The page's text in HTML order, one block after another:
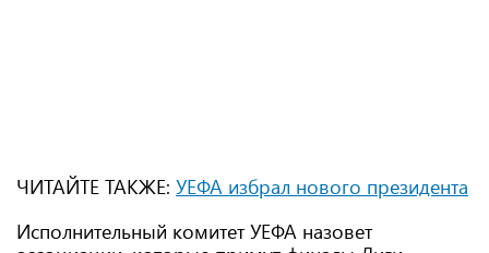
ЧИТАЙТЕ ТАКЖЕ: УЕФА избрал нового президента
Исполнительный комитет УЕФА назовет